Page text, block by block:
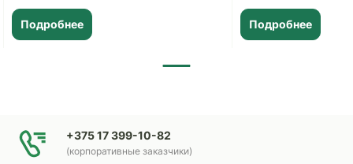
Подробнее Подробнее
+375 17 399-10-82
(корпоративные заказчики)